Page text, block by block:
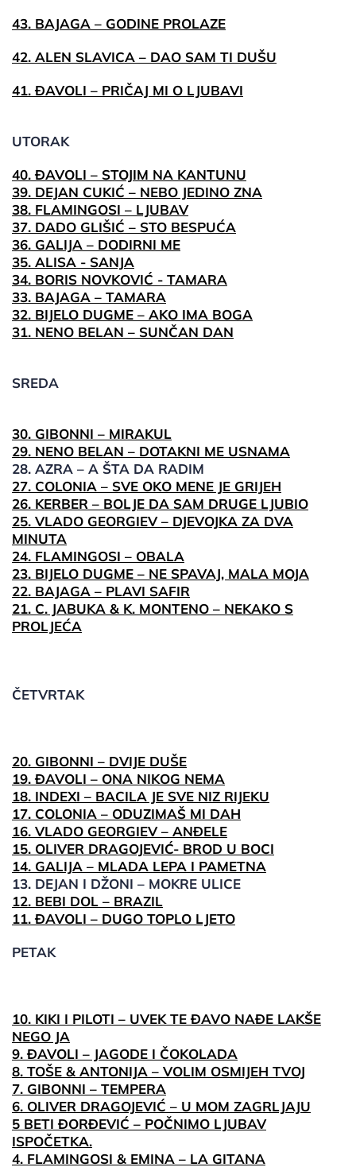
43. BAJAGA – GODINE PROLAZE
42. ALEN SLAVICA – DAO SAM TI DUŠU
41. ĐAVOLI – PRIČAJ MI O LJUBAVI
UTORAK
40. ĐAVOLI – STOJIM NA KANTUNU
39. DEJAN CUKIĆ – NEBO JEDINO ZNA
38. FLAMINGOSI – LJUBAV
37. DADO GLIŠIĆ – STO BESPUĆA
36. GALIJA – DODIRNI ME
35. ALISA - SANJA
34. BORIS NOVKOVIĆ - TAMARA
33. BAJAGA – TAMARA
32. BIJELO DUGME – AKO IMA BOGA
31. NENO BELAN – SUNČAN DAN
SREDA
30. GIBONNI – MIRAKUL
29. NENO BELAN – DOTAKNI ME USNAMA
28. AZRA – A ŠTA DA RADIM
27. COLONIA – SVE OKO MENE JE GRIJEH
26. KERBER – BOLJE DA SAM DRUGE LJUBIO
25. VLADO GEORGIEV – DJEVOJKA ZA DVA
MINUTA
24. FLAMINGOSI – OBALA
23. BIJELO DUGME – NE SPAVAJ, MALA MOJA
22. BAJAGA – PLAVI SAFIR
21. C. JABUKA & K. MONTENO – NEKAKO S
PROLJEĆA
ČETVRTAK
20. GIBONNI – DVIJE DUŠE
19. ĐAVOLI – ONA NIKOG NEMA
18. INDEXI – BACILA JE SVE NIZ RIJEKU
17. COLONIA – ODUZIMAŠ MI DAH
16. VLADO GEORGIEV – ANĐELE
15. OLIVER DRAGOJEVIĆ- BROD U BOCI
14. GALIJA – MLADA LEPA I PAMETNA
13. DEJAN I DŽONI – MOKRE ULICE
12. BEBI DOL – BRAZIL
11. ĐAVOLI – DUGO TOPLO LJETO
PETAK
10. KIKI I PILOTI – UVEK TE ĐAVO NAĐE LAKŠE
NEGO JA
9. ĐAVOLI – JAGODE I ČOKOLADA
8. TOŠE & ANTONIJA – VOLIM OSMIJEH TVOJ
7. GIBONNI – TEMPERA
6. OLIVER DRAGOJEVIĆ – U MOM ZAGRLJAJU
5 BETI ĐORĐEVIĆ – POČNIMO LJUBAV
ISPOČETKA.
4. FLAMINGOSI & EMINA – LA GITANA